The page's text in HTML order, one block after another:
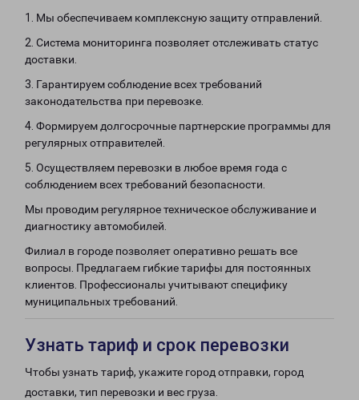
1. Мы обеспечиваем комплексную защиту отправлений.
2. Система мониторинга позволяет отслеживать статус
доставки.
3. Гарантируем соблюдение всех требований
законодательства при перевозке.
4. Формируем долгосрочные партнерские программы для
регулярных отправителей.
5. Осуществляем перевозки в любое время года с
соблюдением всех требований безопасности.
Мы проводим регулярное техническое обслуживание и
диагностику автомобилей.
Филиал в городе позволяет оперативно решать все
вопросы. Предлагаем гибкие тарифы для постоянных
клиентов. Профессионалы учитывают специфику
муниципальных требований.
Узнать тариф и срок перевозки
Чтобы узнать тариф, укажите город отправки, город
доставки, тип перевозки и вес груза.